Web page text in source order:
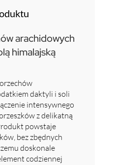
arachidowych
himalajską
daktyli i soli
intensywnego
z delikatną
powstaje
bez zbędnych
doskonale
codziennej